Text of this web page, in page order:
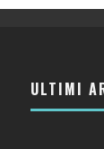
ULTIMI